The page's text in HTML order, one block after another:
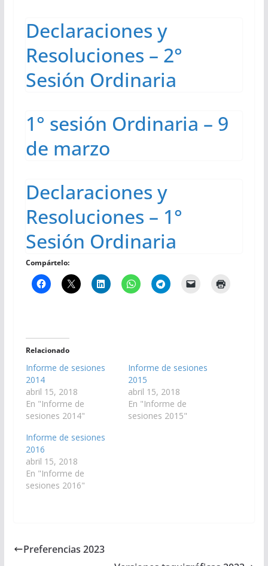
Declaraciones y
Resoluciones – 2°
Sesión Ordinaria
1° sesión Ordinaria – 9
de marzo
Declaraciones y
Resoluciones – 1°
Sesión Ordinaria
Compártelo:
Relacionado
Informe de sesiones
2014
abril 15, 2018
En "Informe de
sesiones 2014"
Informe de sesiones
2015
abril 15, 2018
En "Informe de
sesiones 2015"
Informe de sesiones
2016
abril 15, 2018
En "Informe de
sesiones 2016"
Preferencias 2023